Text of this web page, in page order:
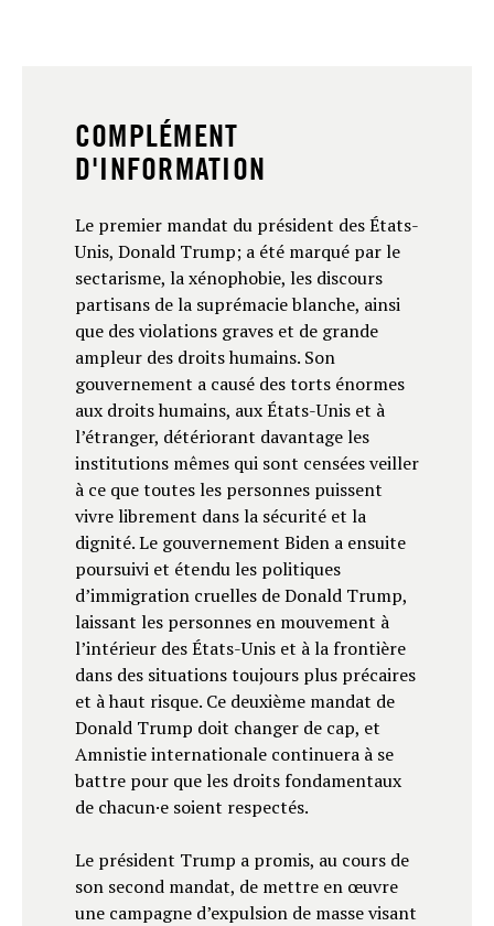
COMPLÉMENT
D'INFORMATION
Le premier mandat du président des États-
Unis, Donald Trump; a été marqué par le
sectarisme, la xénophobie, les discours
partisans de la suprémacie blanche, ainsi
que des violations graves et de grande
ampleur des droits humains. Son
gouvernement a causé des torts énormes
aux droits humains, aux États-Unis et à
l’étranger, détériorant davantage les
institutions mêmes qui sont censées veiller
à ce que toutes les personnes puissent
vivre librement dans la sécurité et la
dignité. Le gouvernement Biden a ensuite
poursuivi et étendu les politiques
d’immigration cruelles de Donald Trump,
laissant les personnes en mouvement à
l’intérieur des États-Unis et à la frontière
dans des situations toujours plus précaires
et à haut risque. Ce deuxième mandat de
Donald Trump doit changer de cap, et
Amnistie internationale continuera à se
battre pour que les droits fondamentaux
de chacun·e soient respectés.
Le président Trump a promis, au cours de
son second mandat, de mettre en œuvre
une campagne d’expulsion de masse visant